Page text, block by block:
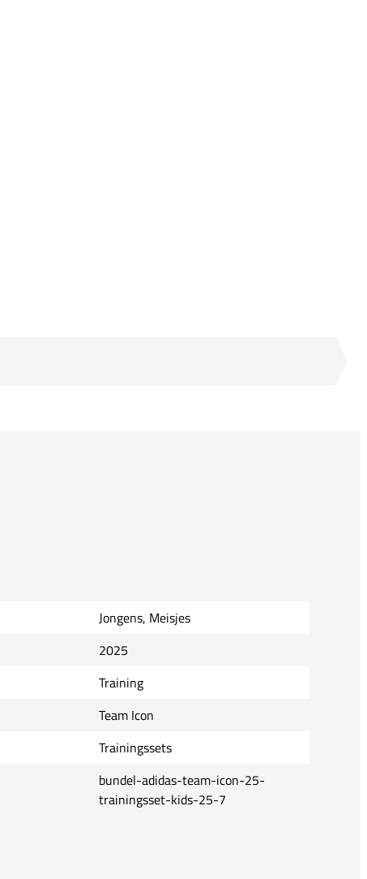
Jongens, Meisjes
2025
Training
Team Icon
Trainingssets
bundel-adidas-team-icon-25-
trainingsset-kids-25-7